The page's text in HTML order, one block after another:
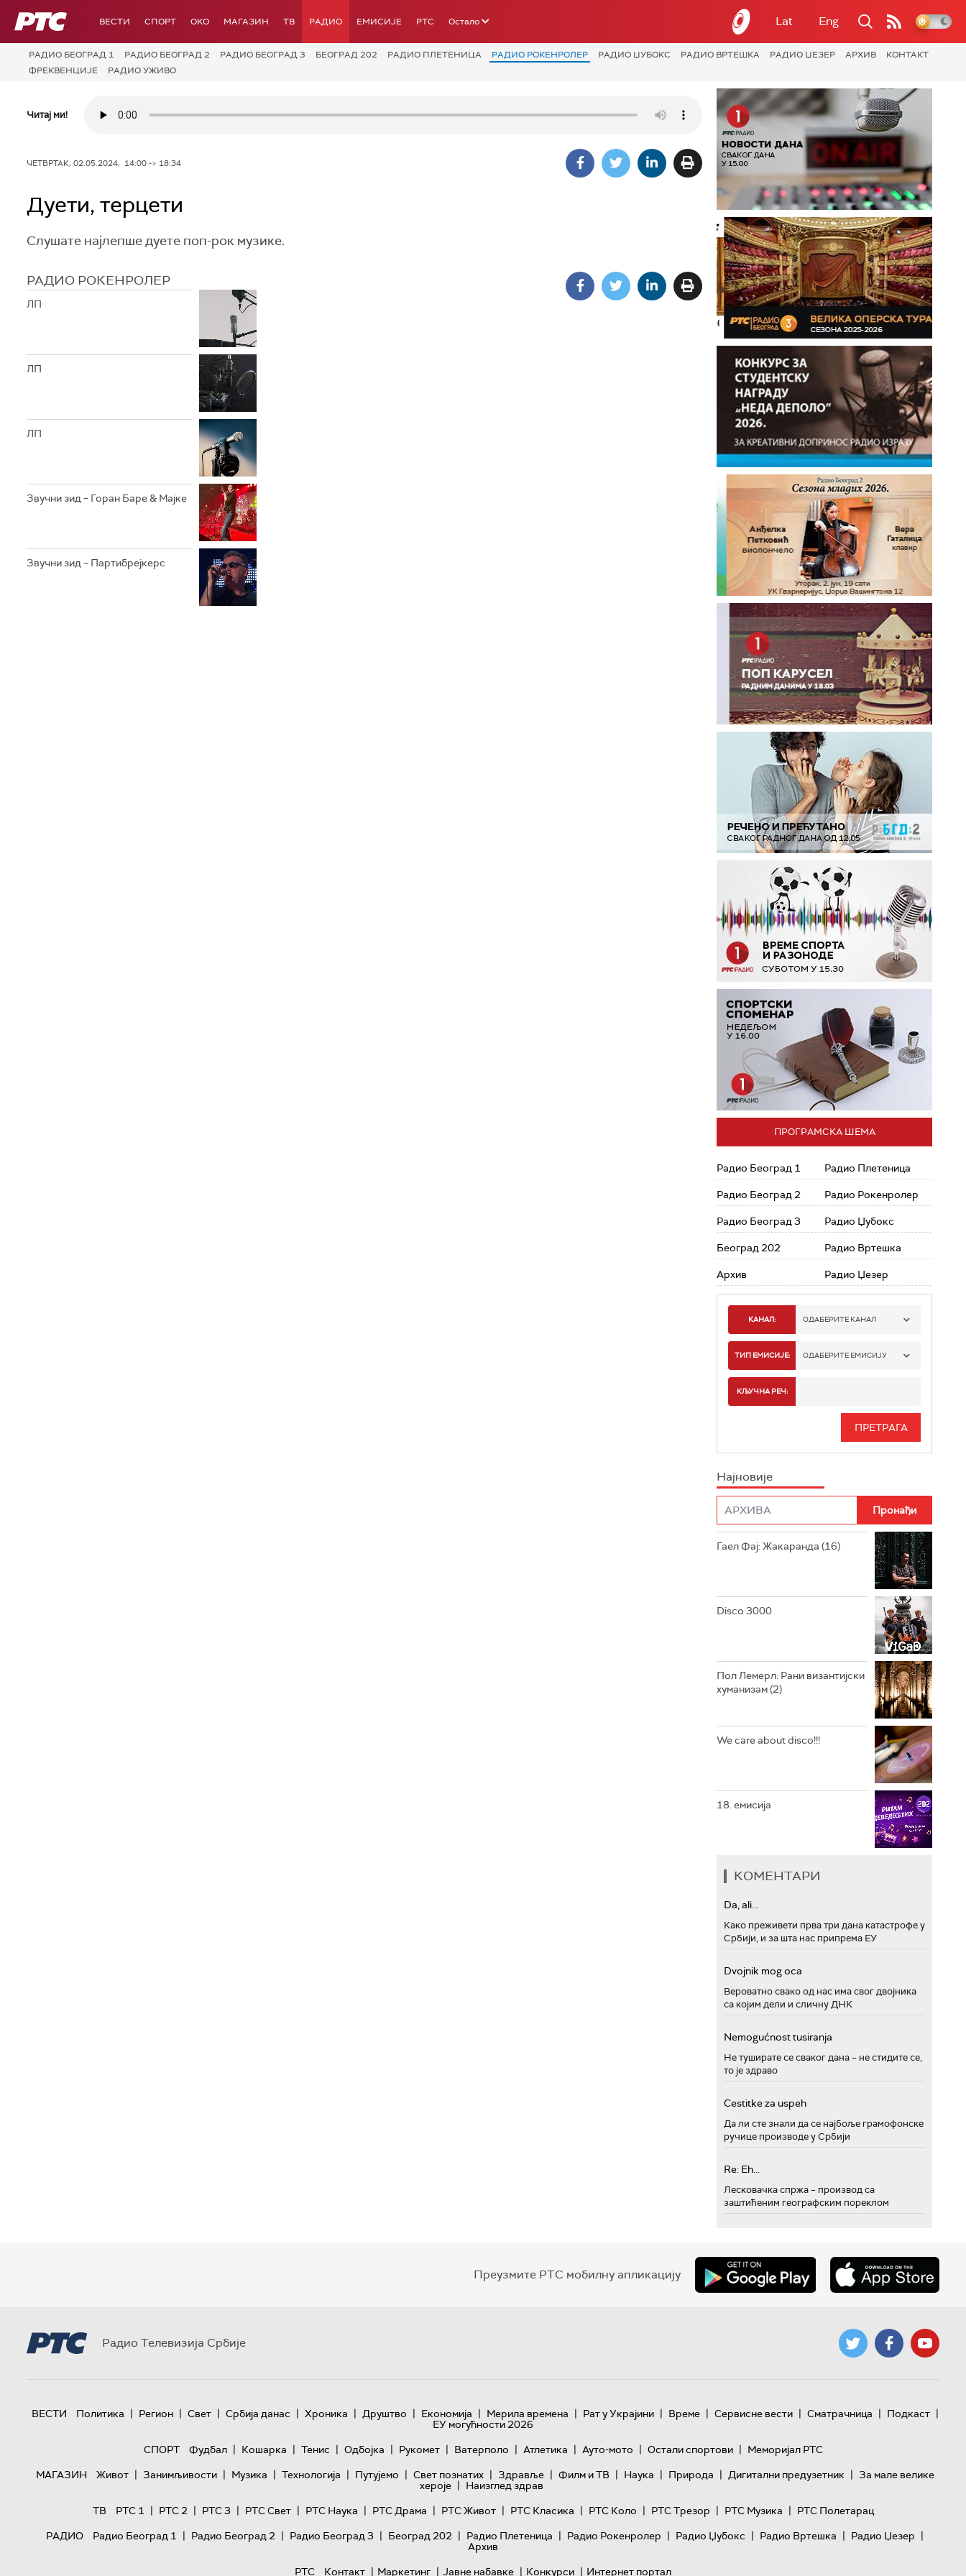
РТС ВЕСТИ СПОРТ OKO МАГАЗИН ТВ РАДИО ЕМИСИЈЕ РТС Остало Lat Eng
РАДИО БЕОГРАД 1 РАДИО БЕОГРАД 2 РАДИО БЕОГРАД 3 БЕОГРАД 202 РАДИО ПЛЕТЕНИЦА РАДИО РОКЕНРОЛЕР РАДИО ЏУБОКС РАДИО ВРТЕШКА РАДИО ЏЕЗЕР АРХИВ
КОНТАКТ
ФРЕКВЕНЦИЈЕ
РАДИО УЖИВО
Читај ми!
ЧЕТВРТАК, 02.05.2024, 14:00 -> 18:34
Дуети, терцети
Слушате најлепше дуете поп-рок музике.
РАДИО РОКЕНРОЛЕР
ЛП
ЛП
ЛП
Звучни зид – Горан Баре & Мајке
Звучни зид – Партибрејкерс
ПРОГРАМСКА ШЕМА
Радио Београд 1
Радио Београд 2
Радио Београд 3
Београд 202
Архив
Радио Плетеница
Радио Рокенролер
Радио Џубокс
Радио Вртешка
Радио Џезер
КАНАЛ: ОДАБЕРИТЕ КАНАЛ
РАДИО БЕОГРАД 1
РАДИО БЕОГРАД 3
РАДИО РОКЕНРОЛЕР
РАДИО ЏУБОКС
РАДИО ВРТЕШКА
РАДИО ЏЕЗЕР
ТИП ЕМИСИЈЕ: ОДАБЕРИТЕ ЕМИСИЈУ
ИНФО
КЉУЧНА РЕЧ:
Најновије
Гаел Фај: Жакаранда (16)
Disco 3000
Пол Лемерл: Рани византијски
хуманизам (2)
We care about disco!!!
18. емисија
КОМЕНТАРИ
Da, ali...
Како преживети прва три дана катастрофе у
Србији, и за шта нас припрема ЕУ
Dvojnik mog oca
Вероватно свако од нас има свог двојника
са којим дели и сличну ДНК
Nemogućnost tusiranja
Не туширате се сваког дана – не стидите се,
то је здраво
Cestitke za uspeh
Да ли сте знали да се најбоље грамофонске
ручице производе у Србији
Re: Eh...
Лесковачка спржа – производ са
заштићеним географским пореклом
Преузмите РТС мобилну апликацију
Радио Телевизија Србије
ВЕСТИ Политика | Регион | Свет | Србија данас | Хроника | Друштво | Економија | Мерила времена | Рат у Украјини | Време | Сервисне вести | Сматрачница | Подкаст |
ЕУ могућности 2026
СПОРТ
Фудбал | Кошарка | Тенис | Одбојка | Рукомет | Ватерполо | Атлетика | Ауто-мото | Остали спортови | Меморијал РТС
МАГАЗИН
Живот | Занимљивости | Музика | Технологијa | Путујемо | Свет познатих | Здравље | Филм и ТВ | Наука | Природа | Дигитални предузетник | За мале велике
хероје | Наизглед здрав
ТВ
РТС 1 | РТС 2 | РТС 3 | РТС Свет | РТС Наука | РТС Драма | РТС Живот | РТС Класика | РТС Коло | РТС Трезор | РТС Музика | РТС Полетарац
РАДИО
Радио Београд 1 | Радио Београд 2 | Радио Београд 3 | Београд 202 | Радио Плетеница | Радио Рокенролер | Радио Џубокс | Радио Вртешка | Радио Џезер |
Архив
РТС
Контакт | Маркетинг | Јавне набавке | Конкурси | Интернет портал